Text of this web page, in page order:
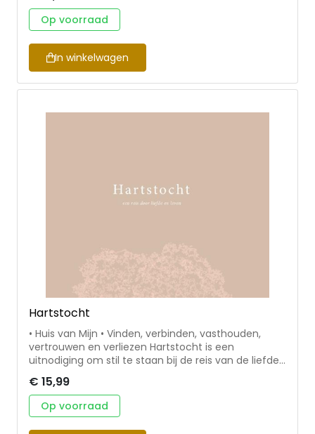
vlak van relaties en seks. Feniks’ columns werden
oorspronkelijk in het Nederlands Dagblad geplaatst.
na elke column een oefening, tip of overdenking
om mee aan de slag te gaan en een QR-code voor
het beluisteren van de bijbehorende ND-podcast
met Marien Korterink. Feniks de la Fosse is
Op voorraad
In winkelwagen
Hartstocht
• Huis van Mijn • Vinden, verbinden, vasthouden,
vertrouwen en verliezen Hartstocht is een
uitnodiging om stil te staan bij de reis van de liefde.
laat elk hoofdstuk een andere fase van de liefde
zien: van het moment waarop twee harten elkaar
vinden, tot het verbinden aan elkaar, het
vasthouden in trouw en vertrouwen, en de soms
€ 15,99
Op voorraad